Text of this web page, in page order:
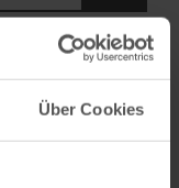
Über Cookies